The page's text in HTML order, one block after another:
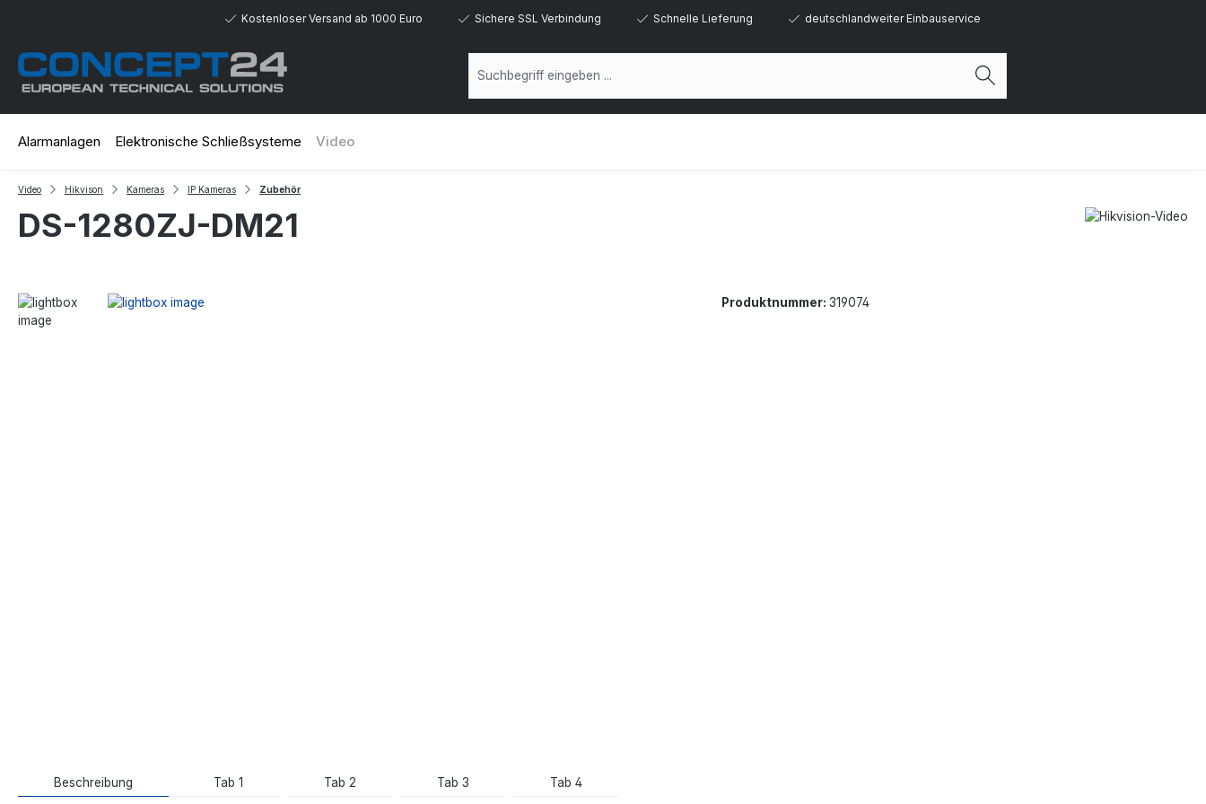
Kostenloser Versand ab 1000 Euro Sichere SSL Verbindung Schnelle Lieferung deutschlandweiter Einbauservice
Alarmanlagen Elektronische Schließsysteme Video
Video Hikvison Kameras IP Kameras Zubehör
DS-1280ZJ-DM21
Produktnummer: 319074
Beschreibung Tab 1 Tab 2 Tab 3 Tab 4